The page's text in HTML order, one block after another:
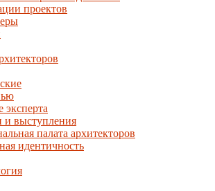
проектов
и выступления
палата архитекторов
идентичность